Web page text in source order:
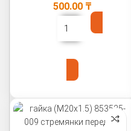
500.00 ₸